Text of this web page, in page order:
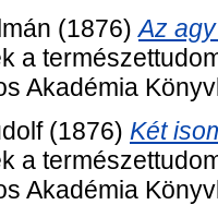
(1876)Az
a
Akadémia
(1876) Két
a
Akadémia